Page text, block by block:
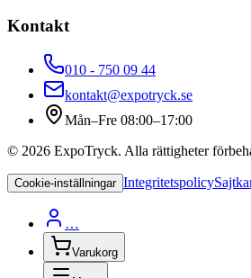
Kontakt
010 - 750 09 44
kontakt@expotryck.se
Mån–Fre 08:00–17:00
© 2026 ExpoTryck. Alla rättigheter
Cookie-inställningar Integritetspolicy
…
Varukorg